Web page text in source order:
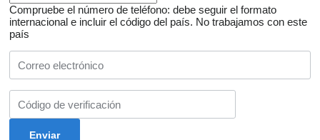
Compruebe el número de teléfono: debe seguir el formato
internacional e incluir el código del país. No trabajamos con este
país